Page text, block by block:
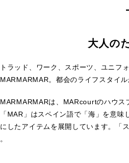
大人の
トラッド、ワーク、スポーツ、ユニフ
MARMARMAR。都会のライフスタイ
MARMARMARは、MARcourtのハウス
「MAR」はスペイン語で「海」を意
にしたアイテムを展開しています。「
。